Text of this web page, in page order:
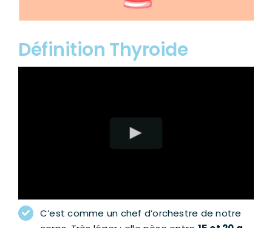
Définition Thyroide
C’est comme un chef d’orchestre de notre